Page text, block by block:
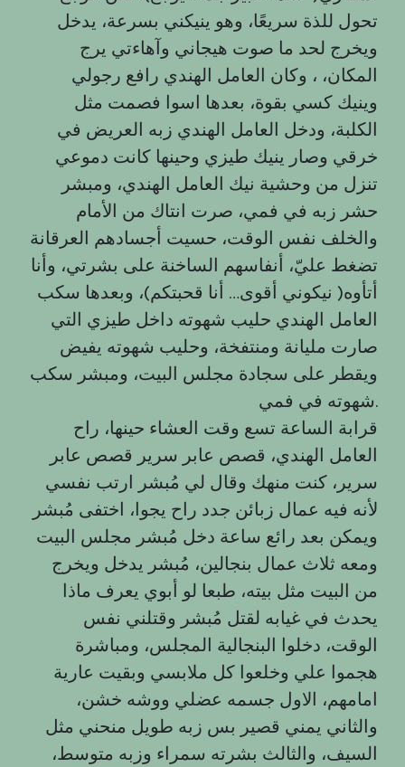
تحول للذة سريعًا، وهو ينيكني بسرعة، يدخل
ويخرج لحد ما صوت هيجاني وآهاءتي يرج
المكان، ، وكان العامل الهندي رافع رجولي
وينيك كسي بقوة، بعدها اسوا فصمت مثل
الكلبة، ودخل العامل الهندي زبه العريض في
خرقي وصار ينيك طيزي وحينها كانت دموعي
تنزل من وحشية نيك العامل الهندي، ومبشر
حشر زبه في فمي، صرت انتاك من الأمام
والخلف نفس الوقت، حسيت أجسادهم العرقانة
تضغط عليّ، أنفاسهم الساخنة على بشرتي، وأنا
أتأوه( نيكوني أقوى… أنا قحبتكم)، وبعدها سكب
العامل الهندي حليب شهوته داخل طيزي التي
صارت مليانة ومنتفخة، وحليب شهوته يفيض
ويقطر على سجادة مجلس البيت، ومبشر سكب
شهوته في فمي.
قرابة الساعة تسع وقت العشاء حينها، راح
العامل الهندي، قصص عابر سرير قصص عابر
سرير، كنت منهك وقال لي مُبشر ارتب نفسي
لأنه فيه عمال زبائن جدد راح يجوا، اختفى مُبشر
ويمكن بعد رائع ساعة دخل مُبشر مجلس البيت
ومعه ثلاث عمال بنجالين، مُبشر يدخل ويخرج
من البيت مثل بيته، طبعا لو أبوي يعرف ماذا
يحدث في غيابه لقتل مُبشر وقتلني نفس
الوقت، دخلوا البنجالية المجلس، ومباشرة
هجموا علي وخلعوا كل ملابسي وبقيت عارية
امامهم، الاول جسمه عضلي ووشه خشن،
والثاني يمني قصير بس زبه طويل منحني مثل
السيف، والثالث بشرته سمراء وزبه متوسط،